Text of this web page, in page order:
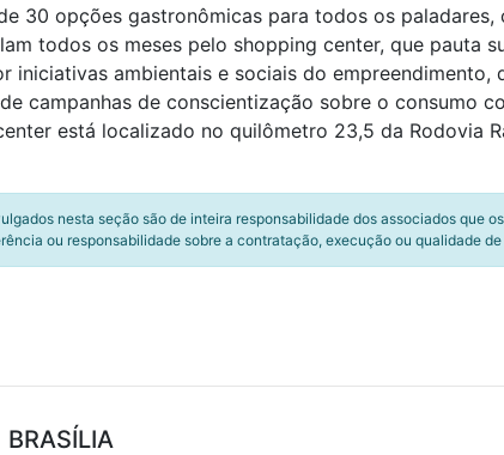
30 opções gastronômicas para todos os
todos os meses pelo shopping center, que pauta
iniciativas ambientais e sociais do empreendimento,
campanhas de conscientização sobre o consumo
está localizado no quilômetro 23,5 da Rodovia
nesta seção são de inteira responsabilidade dos associados que
ou responsabilidade sobre a contratação, execução ou qualidade
BRASÍLIA